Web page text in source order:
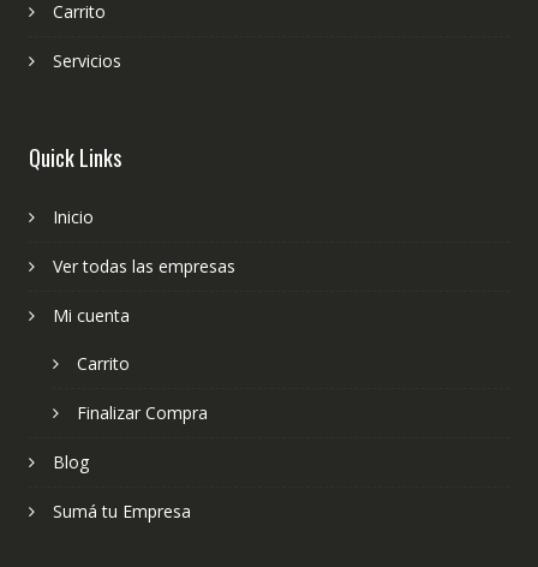
Carrito
Servicios
Quick Links
Inicio
Ver todas las empresas
Mi cuenta
Carrito
Finalizar Compra
Blog
Sumá tu Empresa